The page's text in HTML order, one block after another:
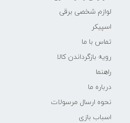
لوازم شخصی برقی
اسپیکر
تماس با ما
رویه بازگرداندن کالا
راهنما
درباره ما
نحوه ارسال مرسولات
اسباب بازی